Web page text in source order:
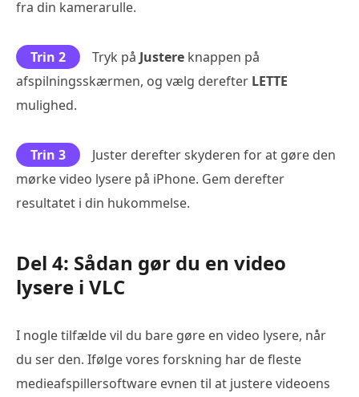
fra din kamerarulle.
Trin 2 Tryk på Justere knappen på
afspilningsskærmen, og vælg derefter LETTE
mulighed.
Trin 3
Juster derefter skyderen for at gøre den
mørke video lysere på iPhone. Gem derefter
resultatet i din hukommelse.
Del 4: Sådan gør du en video
lysere i VLC
I nogle tilfælde vil du bare gøre en video lysere, når
du ser den. Ifølge vores forskning har de fleste
medieafspillersoftware evnen til at justere videoens